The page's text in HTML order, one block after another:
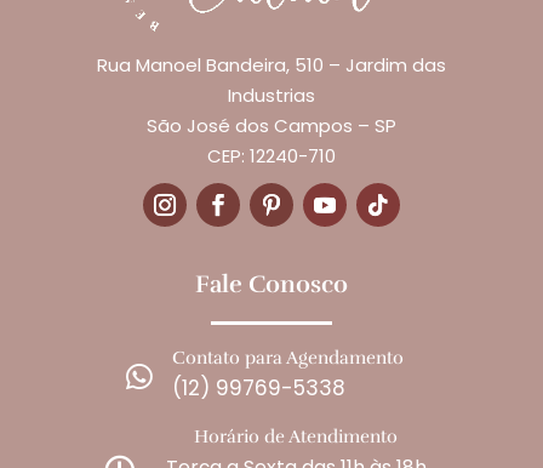
Rua Manoel Bandeira, 510 – Jardim das
Industrias
São José dos Campos – SP
CEP: 12240-710
Fale Conosco

Contato para Agendamento
(12) 99769-5338
Horário de Atendimento